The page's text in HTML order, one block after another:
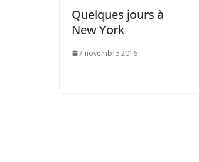
Quelques jours à
New York
7 novembre 2016